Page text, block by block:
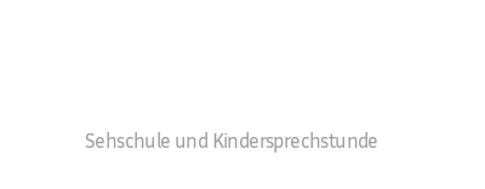
Sehschule und Kindersprechstunde